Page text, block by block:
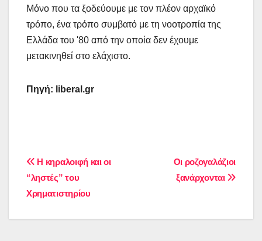
Μόνο που τα ξοδεύουμε με τον πλέον αρχαϊκό
τρόπο, ένα τρόπο συμβατό με τη νοοτροπία της
Ελλάδα του '80 από την οποία δεν έχουμε
μετακινηθεί στο ελάχιστο.
Πηγή: liberal .gr
Πλοήγηση
άρθρων
Οι ροζογαλάζιοι
ξανάρχονται
Η κηραλοιφή και οι
“ληστές” του
Χρηματιστηρίου